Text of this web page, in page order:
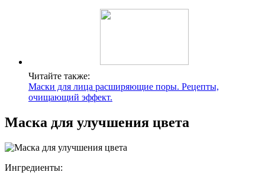
Читайте также:
Маски для лица расширяющие поры. Рецепты,
очищающий эффект.
Маска для улучшения цвета
Ингредиенты: